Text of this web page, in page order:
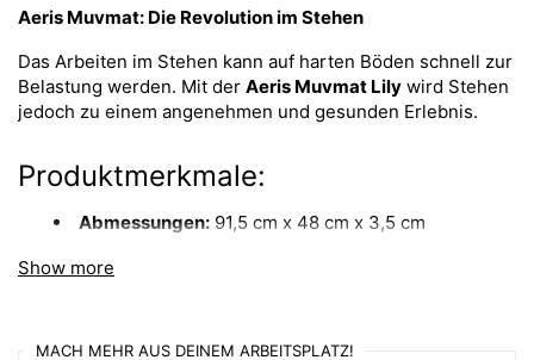
Show more
Aeris Muvmat: Die Revolution im Stehen
Das Arbeiten im Stehen kann auf harten Böden schnell zur
Belastung werden. Mit der Aeris Muvmat Lily wird Stehen
jedoch zu einem angenehmen und gesunden Erlebnis.
Produktmerkmale:
Abmessungen: 91,5 cm x 48 cm x 3,5 cm
Produktgewicht:
Innenstruktur: EPP (expandierbares Polypropylen)
MACH MEHR AUS DEINEM ARBEITSPLATZ!